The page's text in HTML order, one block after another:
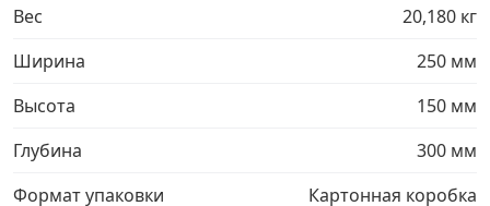
Скобяные изделия и мебельная фурнитура ›
Вес
20,180 кг
Ширина
250 мм
Высота
150 мм
Глубина
300 мм
Формат упаковки
Картонная коробка